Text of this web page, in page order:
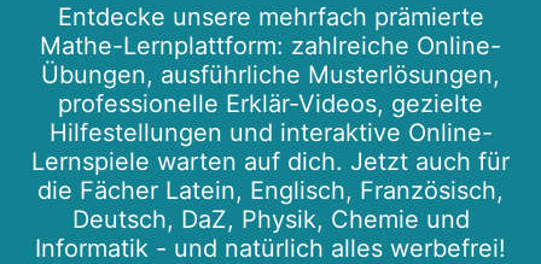
Entdecke unsere mehrfach prämierte
Mathe-Lernplattform: zahlreiche Online-
Übungen, ausführliche Musterlösungen,
professionelle Erklär-Videos, gezielte
Hilfestellungen und interaktive Online-
Lernspiele warten auf dich. Jetzt auch für
die Fächer Latein, Englisch, Französisch,
Deutsch, DaZ, Physik, Chemie und
Informatik - und natürlich alles werbefrei!